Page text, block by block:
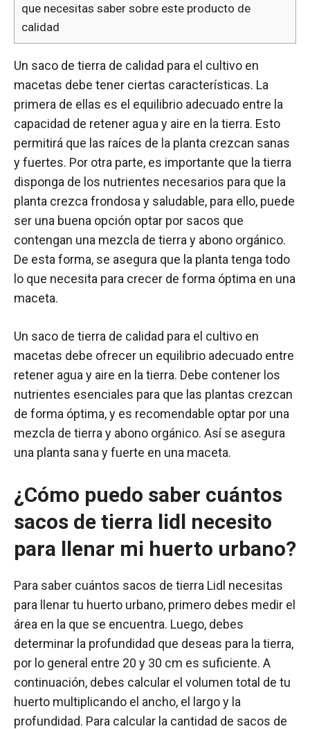
que necesitas saber sobre este producto de
calidad
Un saco de tierra de calidad para el cultivo en
macetas debe tener ciertas características. La
primera de ellas es el equilibrio adecuado entre la
capacidad de retener agua y aire en la tierra. Esto
permitirá que las raíces de la planta crezcan sanas
y fuertes. Por otra parte, es importante que la tierra
disponga de los nutrientes necesarios para que la
planta crezca frondosa y saludable, para ello, puede
ser una buena opción optar por sacos que
contengan una mezcla de tierra y abono orgánico.
De esta forma, se asegura que la planta tenga todo
lo que necesita para crecer de forma óptima en una
maceta.
Un saco de tierra de calidad para el cultivo en
macetas debe ofrecer un equilibrio adecuado entre
retener agua y aire en la tierra. Debe contener los
nutrientes esenciales para que las plantas crezcan
de forma óptima, y es recomendable optar por una
mezcla de tierra y abono orgánico. Así se asegura
una planta sana y fuerte en una maceta.
¿Cómo puedo saber cuántos
sacos de tierra lidl necesito
para llenar mi huerto urbano?
Para saber cuántos sacos de tierra Lidl necesitas
para llenar tu huerto urbano, primero debes medir el
área en la que se encuentra. Luego, debes
determinar la profundidad que deseas para la tierra,
por lo general entre 20 y 30 cm es suficiente. A
continuación, debes calcular el volumen total de tu
huerto multiplicando el ancho, el largo y la
profundidad. Para calcular la cantidad de sacos de